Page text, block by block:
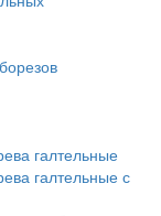
галтельные
галтельные с